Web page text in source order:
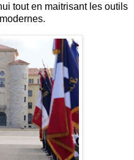
tout en maitrisant les outils